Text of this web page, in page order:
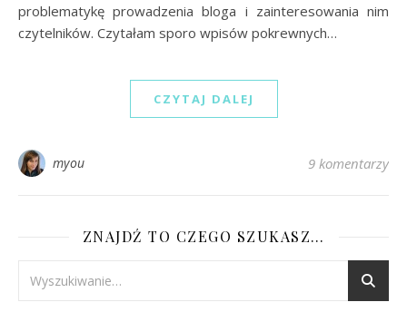
problematykę prowadzenia bloga i zainteresowania nim
czytelników. Czytałam sporo wpisów pokrewnych…
CZYTAJ DALEJ
myou 9 komentarzy
ZNAJDŹ TO CZEGO SZUKASZ…